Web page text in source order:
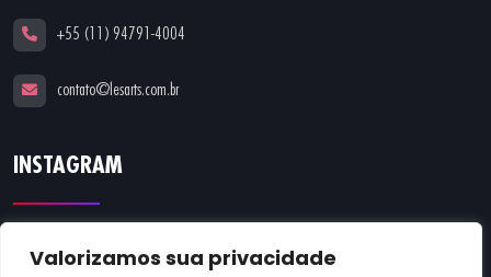
Valorizamos sua privacidade
+55 (11) 94791-4004
contato@lesarts.com.br
INSTAGRAM